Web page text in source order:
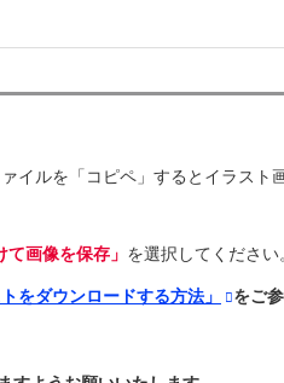
イルを「コピペ」するとイラスト
て画像を保存」 を選択してください
トをダウンロードする方法」 をご